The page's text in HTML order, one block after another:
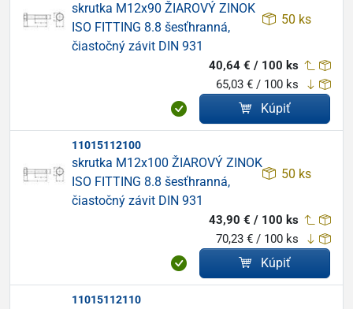
skrutka M12x90 ŽIAROVÝ ZINOK
ISO FITTING 8.8 šesťhranná,
čiastočný závit DIN 931
50 ks
40,64 € / 100 ks
65,03 € / 100 ks
Kúpiť
11015112100
skrutka M12x100 ŽIAROVÝ ZINOK
ISO FITTING 8.8 šesťhranná,
čiastočný závit DIN 931
50 ks
43,90 € / 100 ks
70,23 € / 100 ks
Kúpiť
11015112110